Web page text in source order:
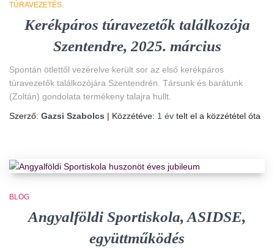
TÚRAVEZETÉS
Kerékpáros túravezetők találkozója
Szentendre, 2025. március
Spontán ötlettől vezérelve került sor az első kerékpáros
túravezetők találkozójára Szentendrén. Társunk és barátunk
(Zoltán) gondolata termékeny talajra hullt.
Szerző: Gazsi Szabolcs | Közzétéve: 1 év telt el a közzététel óta
BLOG
Angyalföldi Sportiskola, ASIDSE,
együttműködés